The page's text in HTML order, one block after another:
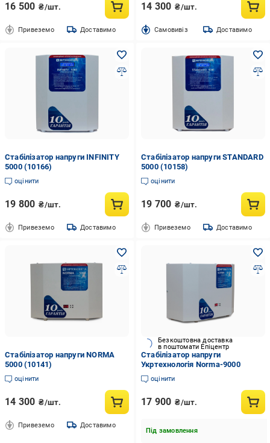
16 500 ₴/шт.
Привеземо Доставимо
14 300 ₴/шт.
Cамовивіз Доставимо
Стабілізатор напруги INFINITY
5000 (10166)
оцінити
19 800 ₴/шт.
Привеземо Доставимо
Стабілізатор напруги STANDARD
5000 (10158)
оцінити
19 700 ₴/шт.
Привеземо Доставимо
Стабілізатор напруги NORMA
5000 (10141)
оцінити
14 300 ₴/шт.
Привеземо Доставимо
Безкоштовна доставка
в поштомати Епіцентр
Стабілізатор напруги
Укртехнологія Norma-9000
оцінити
17 900 ₴/шт.
Під замовлення